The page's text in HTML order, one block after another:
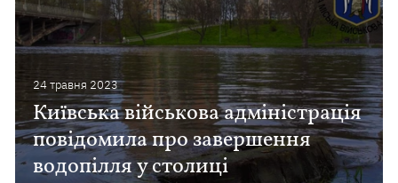
24 травня 2023
Київська військова адміністрація
повідомила про завершення
водопілля у столиці